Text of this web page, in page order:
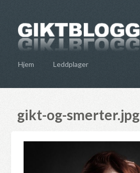
Hjem Leddplager
gikt-og-smerter.jpg